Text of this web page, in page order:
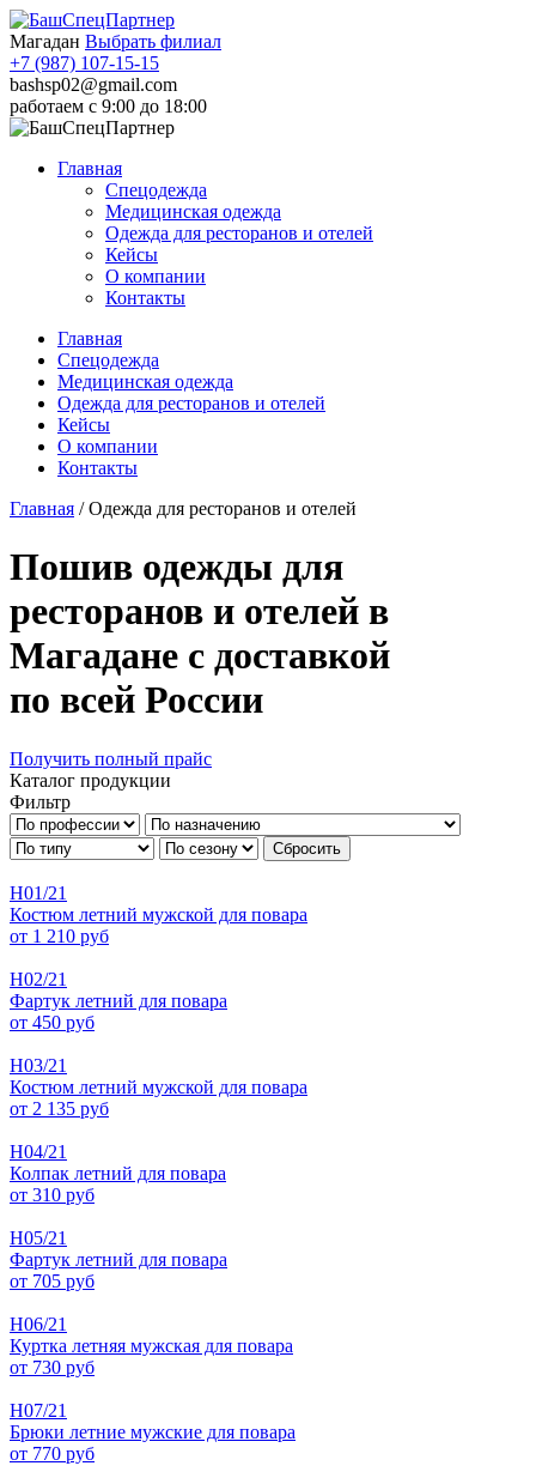
Магадан Выбрать филиал
+7 (987) 107-15-15
bashsp02@gmail.com
работаем с 9:00 до 18:00
Главная
Спецодежда
Медицинская одежда
Одежда для ресторанов и отелей
Кейсы
О компании
Контакты
Главная
Спецодежда
Медицинская одежда
Одежда для ресторанов и отелей
Кейсы
О компании
Контакты
Главная /Одежда для ресторанов и отелей
Пошив одежды для
ресторанов и отелей в
Магадане с доставкой
по всей России
Получить полный прайс
Каталог продукции
Фильтр
Сбросить
Н01/21
Костюм летний мужской для повара
от 1 210 руб
Н02/21
Фартук летний для повара
от 450 руб
H03/21
Костюм летний мужской для повара
от 2 135 руб
Н04/21
Колпак летний для повара
от 310 руб
Н05/21
Фартук летний для повара
от 705 руб
Н06/21
Куртка летняя мужская для повара
от 730 руб
Н07/21
Брюки летние мужские для повара
от 770 руб